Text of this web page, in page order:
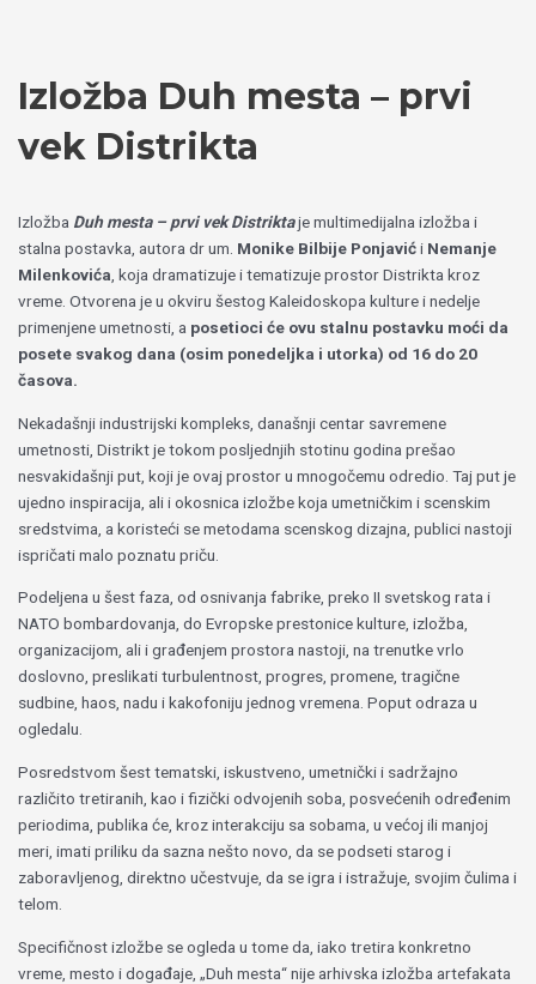
Izložba Duh mesta – prvi
vek Distrikta
Izložba Duh mesta – prvi vek Distriktaje multimedijalna izložba i
stalna postavka, autora dr um. Monike Bilbije Ponjavići Nemanje
Milenkovića , koja dramatizuje i tematizuje prostor Distrikta kroz
vreme. Otvorena je u okviru šestog Kaleidoskopa kulture i nedelje
primenjene umetnosti, a posetioci će ovu stalnu postavku moći da
posete svakog dana (osim ponedeljka i utorka) od 16 do 20
časova.
Nekadašnji industrijski kompleks, današnji centar savremene
umetnosti, Distrikt je tokom posljednjih stotinu godina prešao
nesvakidašnji put, koji je ovaj prostor u mnogočemu odredio. Taj put je
ujedno inspiracija, ali i okosnica izložbe koja umetničkim i scenskim
sredstvima, a koristeći se metodama scenskog dizajna, publici nastoji
ispričati malo poznatu priču.
Podeljena u šest faza, od osnivanja fabrike, preko II svetskog rata i
NATO bombardovanja, do Evropske prestonice kulture, izložba,
organizacijom, ali i građenjem prostora nastoji, na trenutke vrlo
doslovno, preslikati turbulentnost, progres, promene, tragične
sudbine, haos, nadu i kakofoniju jednog vremena. Poput odraza u
ogledalu.
Posredstvom šest tematski, iskustveno, umetnički i sadržajno
različito tretiranih, kao i fizički odvojenih soba, posvećenih određenim
periodima, publika će, kroz interakciju sa sobama, u većoj ili manjoj
meri, imati priliku da sazna nešto novo, da se podseti starog i
zaboravljenog, direktno učestvuje, da se igra i istražuje, svojim čulima i
telom.
Specifičnost izložbe se ogleda u tome da, iako tretira konkretno
vreme, mesto i događaje, „Duh mesta“ nije arhivska izložba artefakata